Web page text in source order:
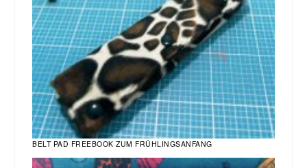
BELT PAD FREEBOOK ZUM FRÜHLINGSANFANG